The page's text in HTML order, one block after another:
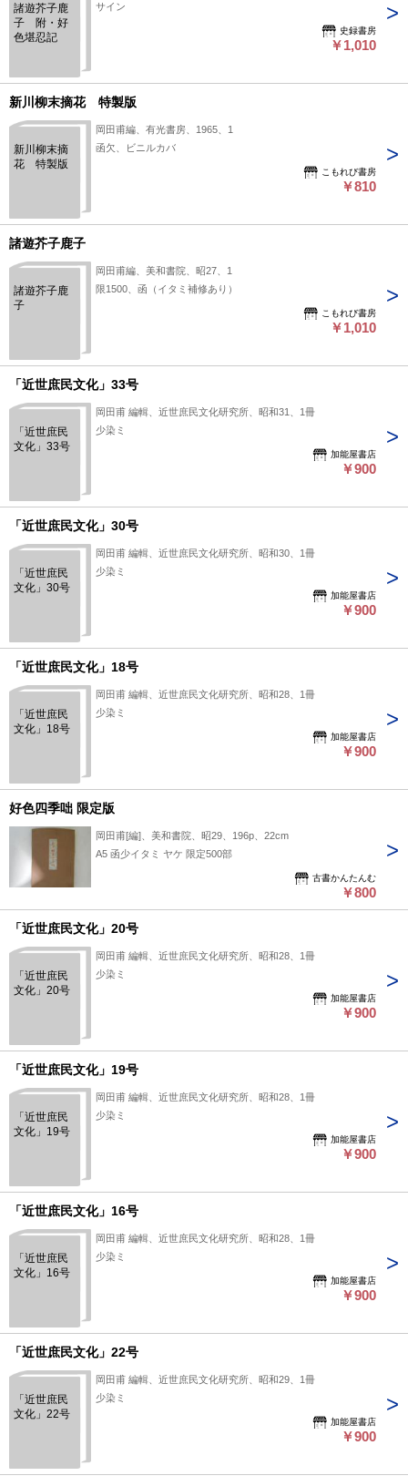
諸遊芥子鹿
子 附・好
色堪忍記
サイン
史録書房
￥1,010
新川柳末摘花 特製版
新川柳末摘
花 特製版
岡田甫編、有光書房、1965、1
函欠、ビニルカバ
こもれび書房
￥810
諸遊芥子鹿子
諸遊芥子鹿
子
岡田甫編、美和書院、昭27、1
限1500、函（イタミ補修あり）
こもれび書房
￥1,010
「近世庶民文化」33号
「近世庶民
文化」33号
岡田甫 編輯、近世庶民文化研究所、昭和31、1冊
少染ミ
加能屋書店
￥900
「近世庶民文化」30号
「近世庶民
文化」30号
岡田甫 編輯、近世庶民文化研究所、昭和30、1冊
少染ミ
加能屋書店
￥900
「近世庶民文化」18号
「近世庶民
文化」18号
岡田甫 編輯、近世庶民文化研究所、昭和28、1冊
少染ミ
加能屋書店
￥900
好色四季咄 限定版
岡田甫[編]、美和書院、昭29、196p、22cm
A5 函少イタミ ヤケ 限定500部
古書かんたんむ
￥800
「近世庶民文化」20号
「近世庶民
文化」20号
岡田甫 編輯、近世庶民文化研究所、昭和28、1冊
少染ミ
加能屋書店
￥900
「近世庶民文化」19号
「近世庶民
文化」19号
岡田甫 編輯、近世庶民文化研究所、昭和28、1冊
少染ミ
加能屋書店
￥900
「近世庶民文化」16号
「近世庶民
文化」16号
岡田甫 編輯、近世庶民文化研究所、昭和28、1冊
少染ミ
加能屋書店
￥900
「近世庶民文化」22号
「近世庶民
文化」22号
岡田甫 編輯、近世庶民文化研究所、昭和29、1冊
少染ミ
加能屋書店
￥900